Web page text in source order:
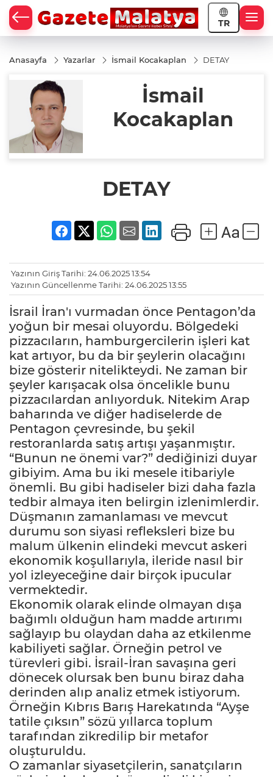
TR
Anasayfa Yazarlar İsmail Kocakaplan DETAY
İsmail
Kocakaplan
DETAY
Yazının Giriş Tarihi: 24.06.2025 13:54
Yazının Güncellenme Tarihi: 24.06.2025 13:55
İsrail İran'ı vurmadan önce Pentagon’da
yoğun bir mesai oluyordu. Bölgedeki
pizzacıların, hamburgercilerin işleri kat
kat artıyor, bu da bir şeylerin olacağını
bize gösterir nitelikteydi. Ne zaman bir
şeyler karışacak olsa öncelikle bunu
pizzacılardan anlıyorduk. Nitekim Arap
baharında ve diğer hadiselerde de
Pentagon çevresinde, bu şekil
restoranlarda satış artışı yaşanmıştır.
“Bunun ne önemi var?” dediğinizi duyar
gibiyim. Ama bu iki mesele itibariyle
önemli. Bu gibi hadiseler bizi daha fazla
tedbir almaya iten belirgin izlenimlerdir.
Düşmanın zamanlaması ve mevcut
durumu son siyasi refleksleri bize bu
malum ülkenin elindeki mevcut askeri
ekonomik koşullarıyla, ileride nasıl bir
yol izleyeceğine dair birçok ipucular
vermektedir.
Ekonomik olarak elinde olmayan dışa
bağımlı olduğun ham madde artırımı
sağlayıp bu olaydan daha az etkilenme
kabiliyeti sağlar. Örneğin petrol ve
türevleri gibi. İsrail-İran savaşına geri
dönecek olursak ben bunu biraz daha
derinden alıp analiz etmek istiyorum.
Örneğin Kıbrıs Barış Harekatında “Ayşe
tatile çıksın” sözü yıllarca toplum
tarafından zikredilip bir metafor
oluşturuldu.
O zamanlar siyasetçilerin, sanatçıların